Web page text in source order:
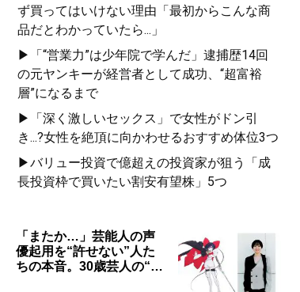
ず買ってはいけない理由「最初からこんな商
品だとわかっていたら...」
▶「“営業力”は少年院で学んだ」逮捕歴14回
の元ヤンキーが経営者として成功、“超富裕
層”になるまで
▶「深く激しいセックス」で女性がドン引
き...?女性を絶頂に向かわせるおすすめ体位3つ
▶バリュー投資で億超えの投資家が狙う「成
長投資枠で買いたい割安有望株」5つ
「またか…」芸能人の声
優起用を“許せない”人た
ちの本音。30歳芸人の“…